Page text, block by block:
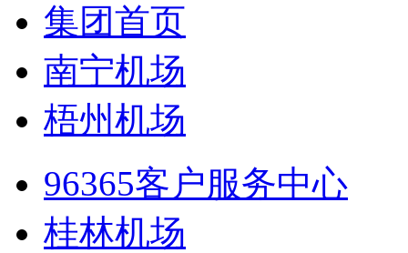
集团首页
南宁机场
梧州机场
96365客户服务中心
桂林机场